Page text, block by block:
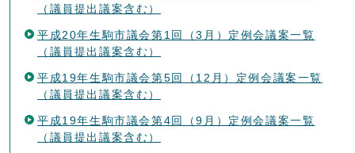
（議員提出議案含む）
平成20年生駒市議会第1回（3月）定例会議案一覧
（議員提出議案含む）
平成19年生駒市議会第5回（12月）定例会議案一覧
（議員提出議案含む）
平成19年生駒市議会第4回（9月）定例会議案一覧
（議員提出議案含む）